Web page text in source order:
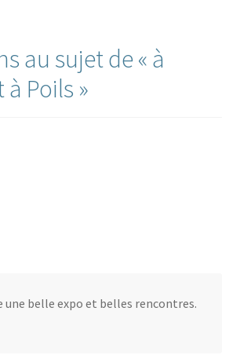
au sujet de « à
à Poils »
une belle expo et belles rencontres.